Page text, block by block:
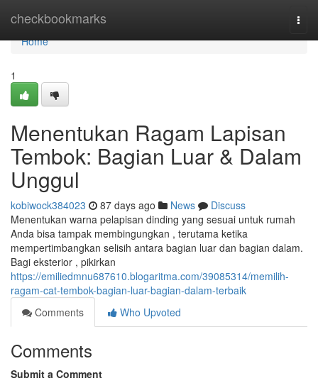
checkbookmarks
Home
Home
1
Menentukan Ragam Lapisan
Tembok: Bagian Luar & Dalam
Unggul
kobiwock384023 87 days ago News
Discuss
Menentukan warna pelapisan dinding yang sesuai untuk rumah
Anda bisa tampak membingungkan , terutama ketika
mempertimbangkan selisih antara bagian luar dan bagian dalam.
Bagi eksterior , pikirkan
https://emiliedmnu687610.blogaritma.com/39085314/memilih-
ragam-cat-tembok-bagian-luar-bagian-dalam-terbaik
Comments
Who Upvoted
Comments
Submit a Comment